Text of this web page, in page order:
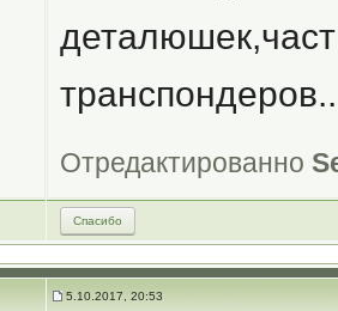
Отредактированно
Спасибо
5.10.2017, 20:53